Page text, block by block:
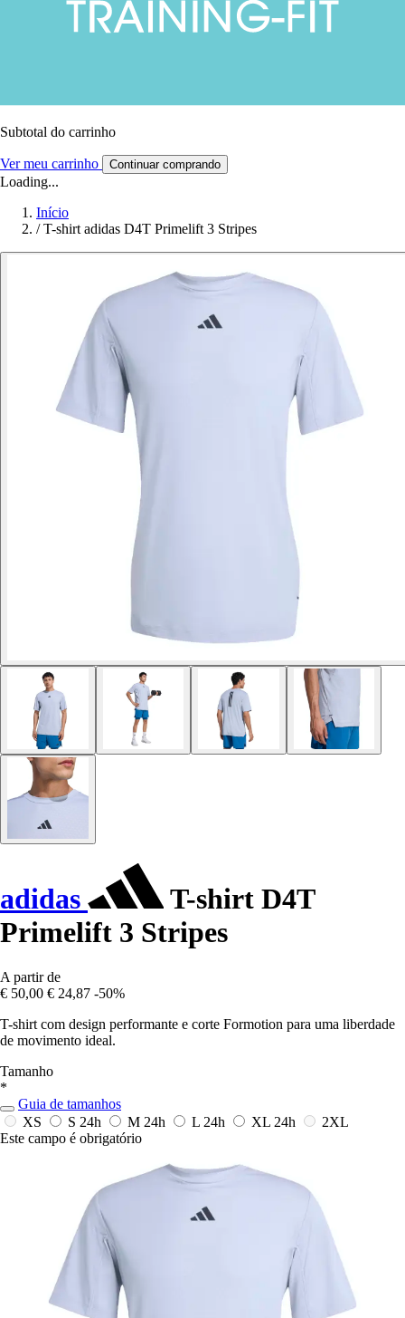
Subtotal do carrinho
Ver meu carrinho Continuar comprando
Loading...
Início
/ T-shirt adidas D4T Primelift 3 Stripes
adidas
T-shirt D4T
Primelift 3 Stripes
A partir de
€ 50,00 € 24,87 -50%
T-shirt com design performante e corte Formotion para uma liberdade
de movimento ideal.
Tamanho
*
Guia de tamanhos
XS
S 24h M 24h L 24h XL 24h
2XL
Este campo é obrigatório